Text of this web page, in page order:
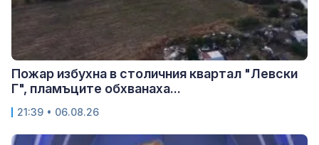
Пожар избухна в столичния квартал "Левски
Г", пламъците обхванаха...
21:39 • 06.08.26